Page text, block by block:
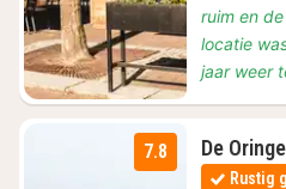
ruim en
locatie
jaar weer
7.8 De
Rustig